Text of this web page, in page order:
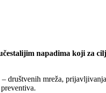
napadima koji za
društvenih mreža,